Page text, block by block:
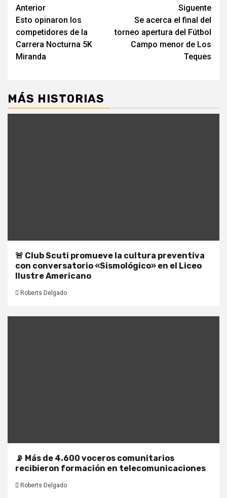
Navegación
de
entradas
Anterior
Esto opinaron los
competidores de la
Carrera Nocturna 5K
Miranda
Siguente
Se acerca el final del
torneo apertura del Fútbol
Campo menor de Los
Teques
MÁS HISTORIAS
🚨 Club Scuti promueve la cultura preventiva
con conversatorio «Sismológico» en el Liceo
Ilustre Americano
Roberts Delgado
📡 Más de 4.600 voceros comunitarios
recibieron formación en telecomunicaciones
Roberts Delgado